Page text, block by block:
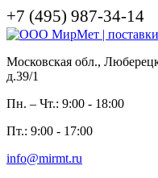
+7 (495) 987-34-14
Московская обл.,
д.39/1
Пн. – Чт.: 9:00 - 18:00
Пт.: 9:00 - 17:00
info@mirmt.ru